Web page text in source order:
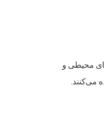
محیطی و
می‌کنند.